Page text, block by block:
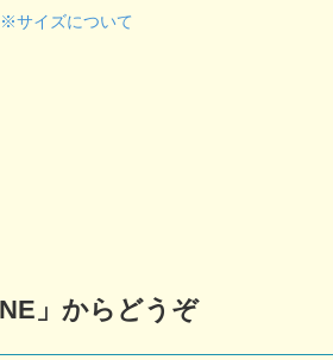
※サイズについて
」からどうぞ